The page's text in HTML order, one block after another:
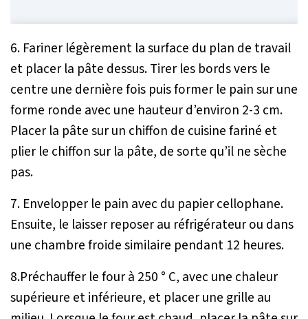
6. Fariner légèrement la surface du plan de travail
et placer la pâte dessus. Tirer les bords vers le
centre une dernière fois puis former le pain sur une
forme ronde avec une hauteur d’environ 2-3 cm.
Placer la pâte sur un chiffon de cuisine fariné et
plier le chiffon sur la pâte, de sorte qu’il ne sèche
pas.
7. Envelopper le pain avec du papier cellophane.
Ensuite, le laisser reposer au réfrigérateur ou dans
une chambre froide similaire pendant 12 heures.
8.Préchauffer le four à 250 ° C, avec une chaleur
supérieure et inférieure, et placer une grille au